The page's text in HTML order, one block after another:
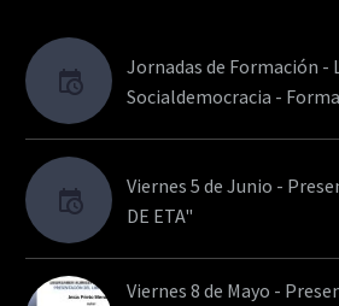
Jornadas de Formación -
Socialdemocracia -
Viernes 5 de Junio -
DE ETA"
Viernes 8 de Mayo -